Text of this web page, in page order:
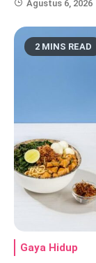
Agustus 6, 2026
2 MINS READ
Gaya Hidup